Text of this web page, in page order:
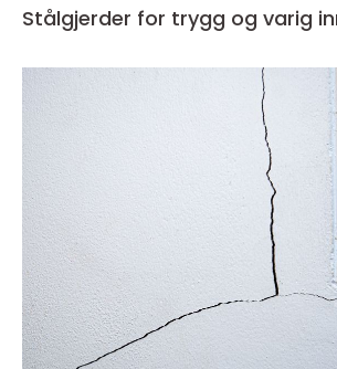
Stålgjerder for trygg og varig